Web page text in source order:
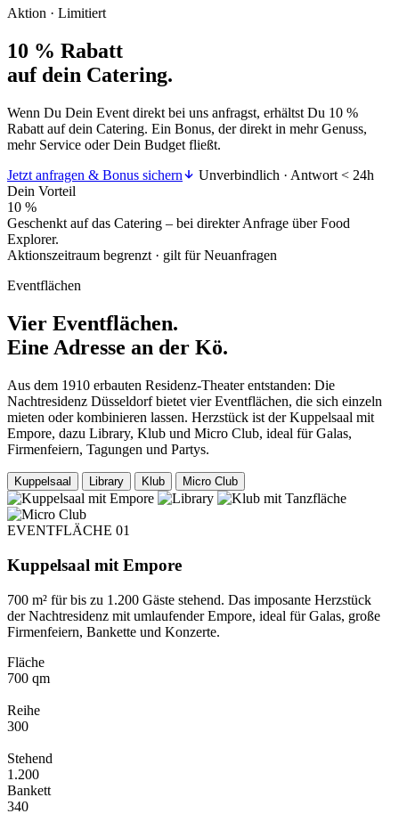
Aktion · Limitiert
10 % Rabatt
auf dein Catering.
Wenn Du Dein Event direkt bei uns anfragst, erhältst Du 10 %
Rabatt auf dein Catering. Ein Bonus, der direkt in mehr Genuss,
mehr Service oder Dein Budget fließt.
Jetzt anfragen & Bonus sichern
Unverbindlich · Antwort < 24h
Dein Vorteil
10 %
Geschenkt auf das Catering – bei direkter Anfrage über Food
Explorer.
Aktionszeitraum begrenzt · gilt für Neuanfragen
Eventflächen
Vier Eventflächen.
Eine Adresse an der Kö.
Aus dem 1910 erbauten Residenz-Theater entstanden: Die
Nachtresidenz Düsseldorf bietet vier Eventflächen, die sich einzeln
mieten oder kombinieren lassen. Herzstück ist der Kuppelsaal mit
Empore, dazu Library, Klub und Micro Club, ideal für Galas,
Firmenfeiern, Tagungen und Partys.
Kuppelsaal Library Klub Micro Club
EVENTFLÄCHE 01
Kuppelsaal mit Empore
700 m² für bis zu 1.200 Gäste stehend. Das imposante Herzstück
der Nachtresidenz mit umlaufender Empore, ideal für Galas, große
Firmenfeiern, Bankette und Konzerte.
Fläche
700 qm
Reihe
300
Stehend
1.200
Bankett
340